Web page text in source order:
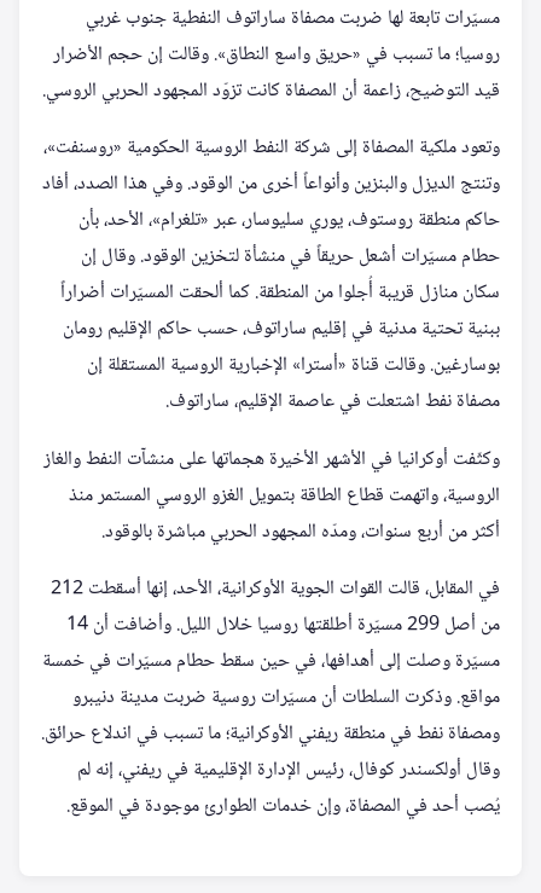
مسيّرات تابعة لها ضربت مصفاة ساراتوف النفطية جنوب غربي
روسيا؛ ما تسبب في «حريق واسع النطاق». وقالت إن حجم الأضرار
قيد التوضيح، زاعمة أن المصفاة كانت تزوّد المجهود الحربي الروسي.
وتعود ملكية المصفاة إلى شركة النفط الروسية الحكومية «روسنفت»،
وتنتج الديزل والبنزين وأنواعاً أخرى من الوقود. وفي هذا الصدد، أفاد
حاكم منطقة روستوف، يوري سليوسار، عبر «تلغرام»، الأحد، بأن
حطام مسيّرات أشعل حريقاً في منشأة لتخزين الوقود. وقال إن
سكان منازل قريبة أُجلوا من المنطقة. كما ألحقت المسيّرات أضراراً
ببنية تحتية مدنية في إقليم ساراتوف، حسب حاكم الإقليم رومان
بوسارغين. وقالت قناة «أسترا» الإخبارية الروسية المستقلة إن
مصفاة نفط اشتعلت في عاصمة الإقليم، ساراتوف.
وكثّفت أوكرانيا في الأشهر الأخيرة هجماتها على منشآت النفط والغاز
الروسية، واتهمت قطاع الطاقة بتمويل الغزو الروسي المستمر منذ
أكثر من أربع سنوات، ومدّه المجهود الحربي مباشرة بالوقود.
في المقابل، قالت القوات الجوية الأوكرانية، الأحد، إنها أسقطت 212
من أصل 299 مسيّرة أطلقتها روسيا خلال الليل. وأضافت أن 14
مسيّرة وصلت إلى أهدافها، في حين سقط حطام مسيّرات في خمسة
مواقع. وذكرت السلطات أن مسيّرات روسية ضربت مدينة دنيبرو
ومصفاة نفط في منطقة ريفني الأوكرانية؛ ما تسبب في اندلاع حرائق.
وقال أولكسندر كوفال، رئيس الإدارة الإقليمية في ريفني، إنه لم
يُصب أحد في المصفاة، وإن خدمات الطوارئ موجودة في الموقع.